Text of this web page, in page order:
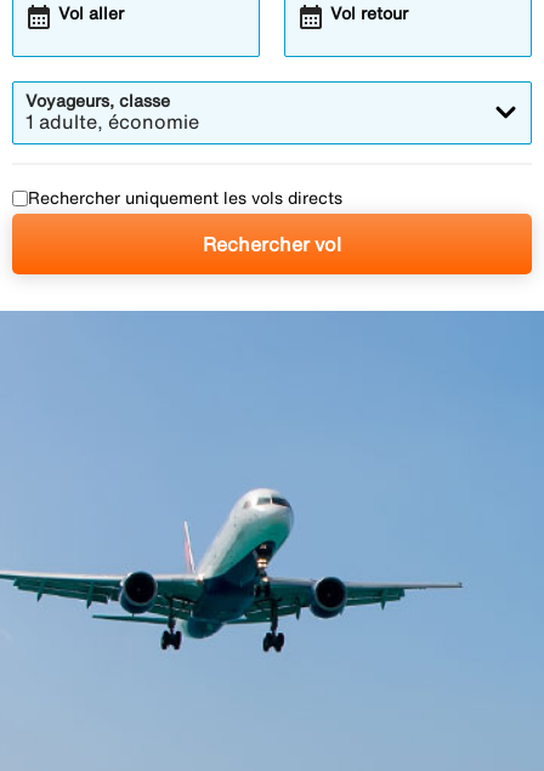
Vol aller
calendar_month Vol retour
calendar_month
Voyageurs, classe
1 adulte, économie
Rechercher uniquement les vols directs
Rechercher vol